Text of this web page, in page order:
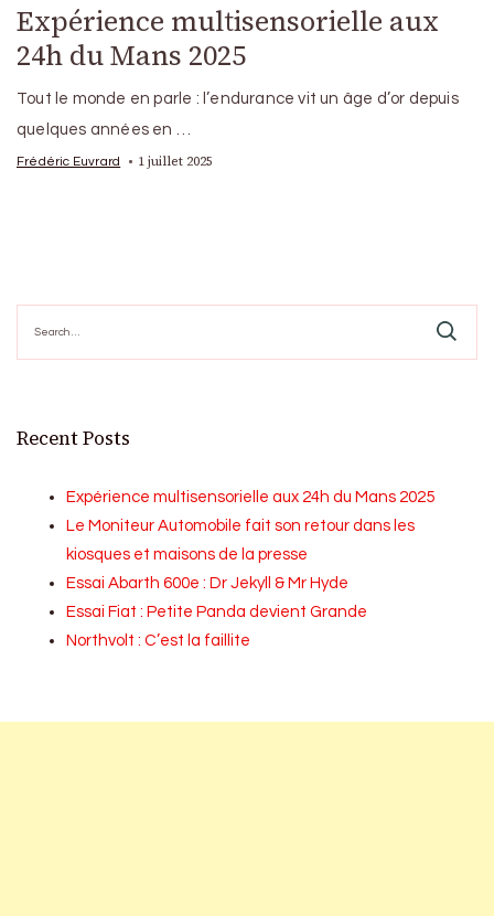
Expérience multisensorielle aux
24h du Mans 2025
Tout le monde en parle : l’endurance vit un âge d’or depuis
quelques années en …
Frédéric Euvrard 1 juillet 2025
for:
Recent Posts
Expérience multisensorielle aux 24h du Mans 2025
Le Moniteur Automobile fait son retour dans les
kiosques et maisons de la presse
Essai Abarth 600e : Dr Jekyll & Mr Hyde
Essai Fiat : Petite Panda devient Grande
Northvolt : C’est la faillite